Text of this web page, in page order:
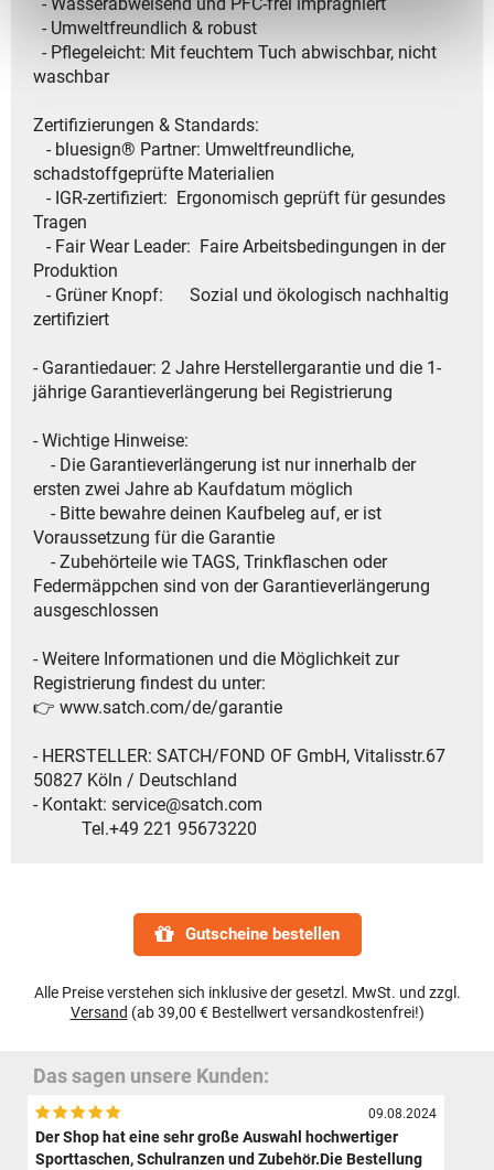
- Umweltfreundlich & robust
- Pflegeleicht: Mit feuchtem Tuch abwischbar, nicht
waschbar
Zertifizierungen & Standards:
- bluesign® Partner: Umweltfreundliche,
schadstoffgeprüfte Materialien
- IGR-zertifiziert: Ergonomisch geprüft für gesundes
Tragen
- Fair Wear Leader: Faire Arbeitsbedingungen in der
Produktion
- Grüner Knopf: Sozial und ökologisch nachhaltig
zertifiziert
- Garantiedauer: 2 Jahre Herstellergarantie und die 1-
jährige Garantieverlängerung bei Registrierung
- Wichtige Hinweise:
- Die Garantieverlängerung ist nur innerhalb der
ersten zwei Jahre ab Kaufdatum möglich
- Bitte bewahre deinen Kaufbeleg auf, er ist
Voraussetzung für die Garantie
- Zubehörteile wie TAGS, Trinkflaschen oder
Federmäppchen sind von der Garantieverlängerung
ausgeschlossen
- Weitere Informationen und die Möglichkeit zur
Registrierung findest du unter:
👉 www.satch.com/de/garantie​
- HERSTELLER: SATCH/FOND OF GmbH, Vitalisstr.67
50827 Köln / Deutschland
- Kontakt: service@satch.com
Tel.+49 221 95673220
Gutscheine bestellen
Alle Preise verstehen sich inklusive der gesetzl. MwSt. und zzgl.
Versand (ab 39,00 € Bestellwert versandkostenfrei!)
Das sagen unsere Kunden:
09.08.2024
Der Shop hat eine sehr große Auswahl hochwertiger
Sporttaschen, Schulranzen und Zubehör.Die Bestellung